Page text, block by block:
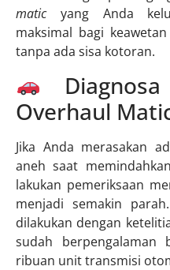
maticyang Anda
maksimal bagi
tanpa ada sisa kotoran.
Overhaul
Jika Anda merasakan
aneh saat
lakukan pemeriksaan
menjadi semakin
dilakukan dengan
sudah berpengalaman
ribuan unit transmisi